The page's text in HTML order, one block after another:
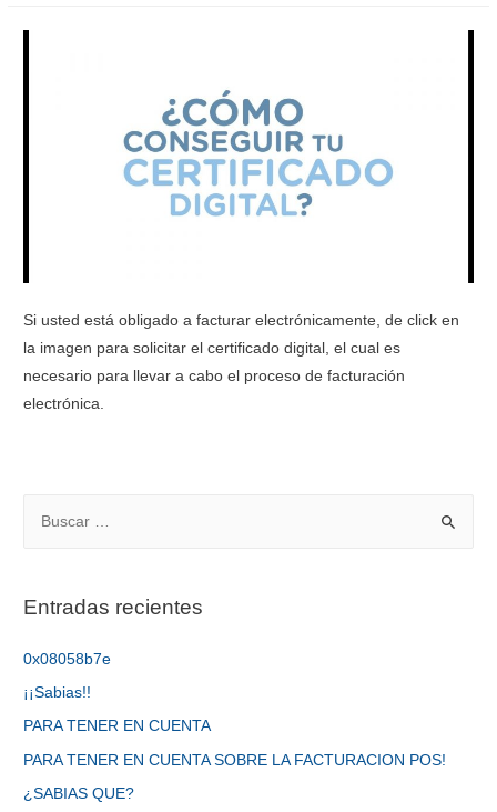
Si usted está obligado a facturar electrónicamente, de click en
la imagen para solicitar el certificado digital, el cual es
necesario para llevar a cabo el proceso de facturación
electrónica.
Entradas recientes
0x08058b7e
¡¡Sabias!!
PARA TENER EN CUENTA
PARA TENER EN CUENTA SOBRE LA FACTURACION POS!
¿SABIAS QUE?